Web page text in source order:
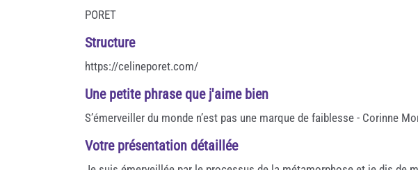
PORET
Structure
https://celineporet.com/
Une petite phrase que j'aime bien
S’émerveiller du monde n’est pas une marque de faiblesse - Corinne
Votre présentation détaillée